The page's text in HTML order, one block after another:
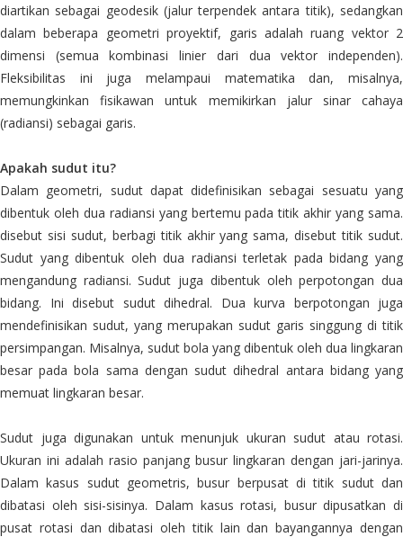
diartikan sebagai geodesik (jalur terpendek antara titik), sedangkan
dalam beberapa geometri proyektif, garis adalah ruang vektor 2
dimensi (semua kombinasi linier dari dua vektor independen).
Fleksibilitas ini juga melampaui matematika dan, misalnya,
memungkinkan fisikawan untuk memikirkan jalur sinar cahaya
(radiansi) sebagai garis.
Apakah sudut itu?
Dalam geometri, sudut dapat didefinisikan sebagai sesuatu yang
dibentuk oleh dua radiansi yang bertemu pada titik akhir yang sama.
disebut sisi sudut, berbagi titik akhir yang sama, disebut titik sudut.
Sudut yang dibentuk oleh dua radiansi terletak pada bidang yang
mengandung radiansi. Sudut juga dibentuk oleh perpotongan dua
bidang. Ini disebut sudut dihedral. Dua kurva berpotongan juga
mendefinisikan sudut, yang merupakan sudut garis singgung di titik
persimpangan. Misalnya, sudut bola yang dibentuk oleh dua lingkaran
besar pada bola sama dengan sudut dihedral antara bidang yang
memuat lingkaran besar.
Sudut juga digunakan untuk menunjuk ukuran sudut atau rotasi.
Ukuran ini adalah rasio panjang busur lingkaran dengan jari-jarinya.
Dalam kasus sudut geometris, busur berpusat di titik sudut dan
dibatasi oleh sisi-sisinya. Dalam kasus rotasi, busur dipusatkan di
pusat rotasi dan dibatasi oleh titik lain dan bayangannya dengan